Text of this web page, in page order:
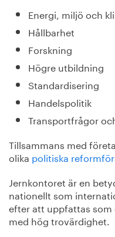
Energi, miljö och
Hållbarhet
Forskning
Högre utbildning
Standardisering
Handelspolitik
Transportfrågor
Tillsammans med
olika politiska
Jernkontoret är en
nationellt som
efter att uppfattas som
med hög trovärdighet.